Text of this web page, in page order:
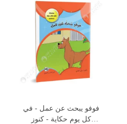
LES DEUX CHEVRES -
HISTOIRES A RETENIR